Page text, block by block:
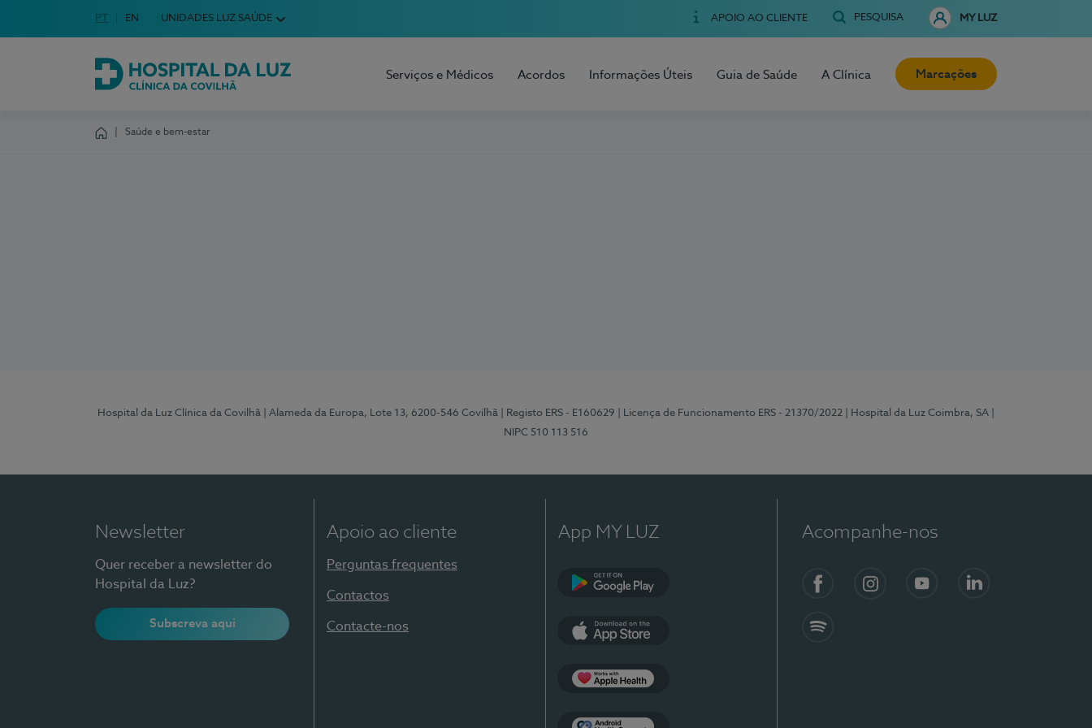
Escolha o seu idioma
Idioma em Português
PT English Language
EN UNIDADES LUZ SAÚDE APOIO AO CLIENTE PESQUISA MY LUZ
Hospital da Luz Clínica da Covilhã
Serviços e Médicos Acordos Informações Úteis Guia de Saúde A Clínica Marcações
Saúde e bem-estar
Hospital da Luz Clínica da Covilhã | Alameda da Europa, Lote 13, 6200-546 Covilhã | Registo ERS - E160629 | Licença de Funcionamento ERS - 21370/2022 | Hospital da Luz Coimbra, SA
NIPC 510 113 516
Newsletter
Quer receber a newsletter do
Hospital da Luz?
Subscreva aqui
Apoio ao cliente
Perguntas frequentes
Contactos
Contacte-nos
App MY LUZ Acompanhe-nos